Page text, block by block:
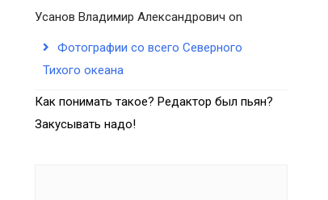
Усанов Владимир Александрович on
Фотографии со всего Северного
Тихого океана
Как понимать такое? Редактор был пьян?
Закусывать надо!